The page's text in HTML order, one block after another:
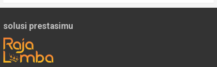
solusi prestasimu